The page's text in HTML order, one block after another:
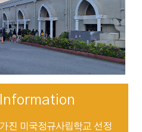
진 미국정규사립학교 선정